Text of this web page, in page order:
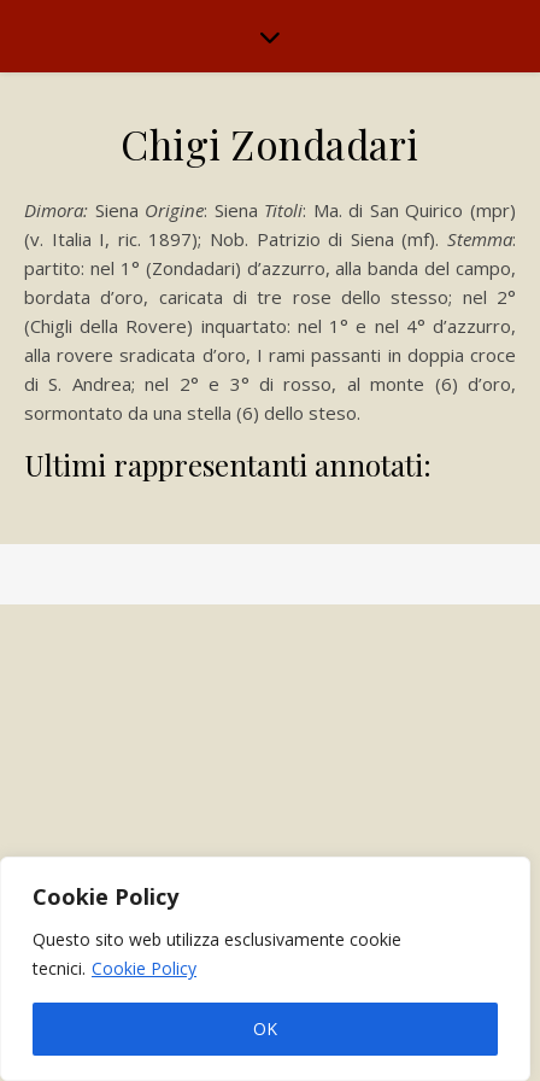
Cookie Policy
Questo sito web utilizza esclusivamente cookie
tecnici. Cookie Policy
OK
Chigi Zondadari
Dimora: Siena Origine: Siena Titoli: Ma. di San Quirico (mpr)
(v. Italia I, ric. 1897); Nob. Patrizio di Siena (mf). Stemma:
partito: nel 1° (Zondadari) d’azzurro, alla banda del campo,
bordata d’oro, caricata di tre rose dello stesso; nel 2°
(Chigli della Rovere) inquartato: nel 1° e nel 4° d’azzurro,
alla rovere sradicata d’oro, I rami passanti in doppia croce
di S. Andrea; nel 2° e 3° di rosso, al monte (6) d’oro,
sormontato da una stella (6) dello steso.
Ultimi rappresentanti annotati: